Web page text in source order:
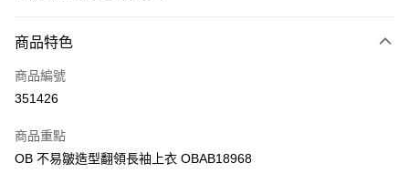
信用卡
Apple Pay
PayMe
商品特色
商品編號
351426
商品重點
OB 不易皺造型翻領長袖上衣 OBAB18968